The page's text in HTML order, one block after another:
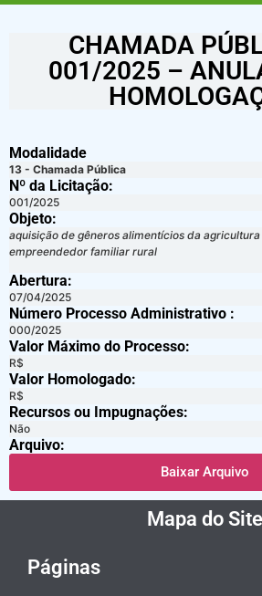
CHAMADA
001/2025 –
Modalidade
13 - Chamada Pública
Nº da Licitação: ​​
001/2025
Objeto:
aquisição de gêneros alimentícios da
empreendedor familiar rural
Abertura:
07/04/2025
Número Processo Administrativo :
000/2025
Valor Máximo do Processo: ​
R$
Valor Homologado: ​
R$
Recursos ou Impugnações: ​
Não
Arquivo:
Baixar Arquivo
Mapa do Site
Páginas